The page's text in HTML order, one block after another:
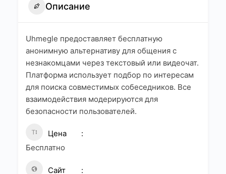
Описание
Uhmegle предоставляет бесплатную
анонимную альтернативу для общения с
незнакомцами через текстовый или видеочат.
Платформа использует подбор по интересам
для поиска совместимых собеседников. Все
взаимодействия модерируются для
безопасности пользователей.
Цена
Бесплатно
Сайт